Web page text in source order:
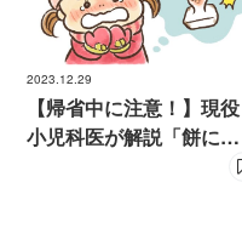
2023.12.29
【帰省中に注意！】現役
小児科医が解説「餅によ
る窒息など年末年始に気